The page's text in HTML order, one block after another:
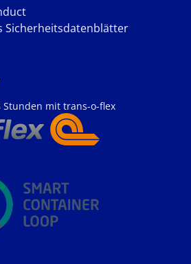
Sicherheitsdatenblätter
mit trans-o-flex